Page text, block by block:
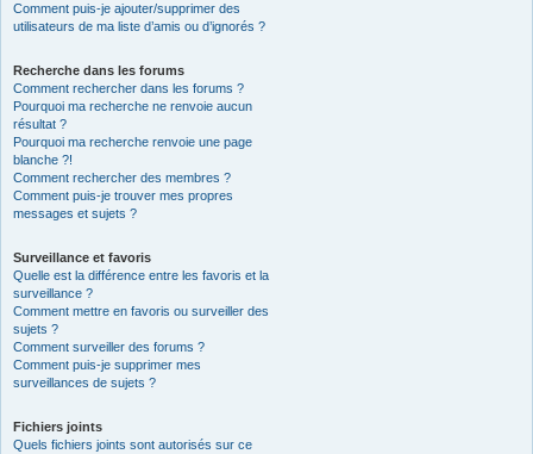
Comment puis-je ajouter/supprimer des
utilisateurs de ma liste d’amis ou d’ignorés ?
Recherche dans les forums
Comment rechercher dans les forums ?
Pourquoi ma recherche ne renvoie aucun
résultat ?
Pourquoi ma recherche renvoie une page
blanche ?!
Comment rechercher des membres ?
Comment puis-je trouver mes propres
messages et sujets ?
Surveillance et favoris
Quelle est la différence entre les favoris et la
surveillance ?
Comment mettre en favoris ou surveiller des
sujets ?
Comment surveiller des forums ?
Comment puis-je supprimer mes
surveillances de sujets ?
Fichiers joints
Quels fichiers joints sont autorisés sur ce